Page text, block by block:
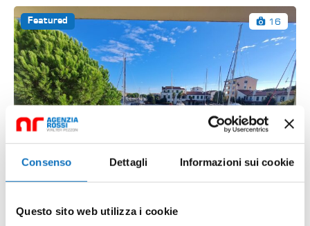
Consenso Dettagli Informazioni sui cookie
Questo sito web utilizza i cookie
Featured 16